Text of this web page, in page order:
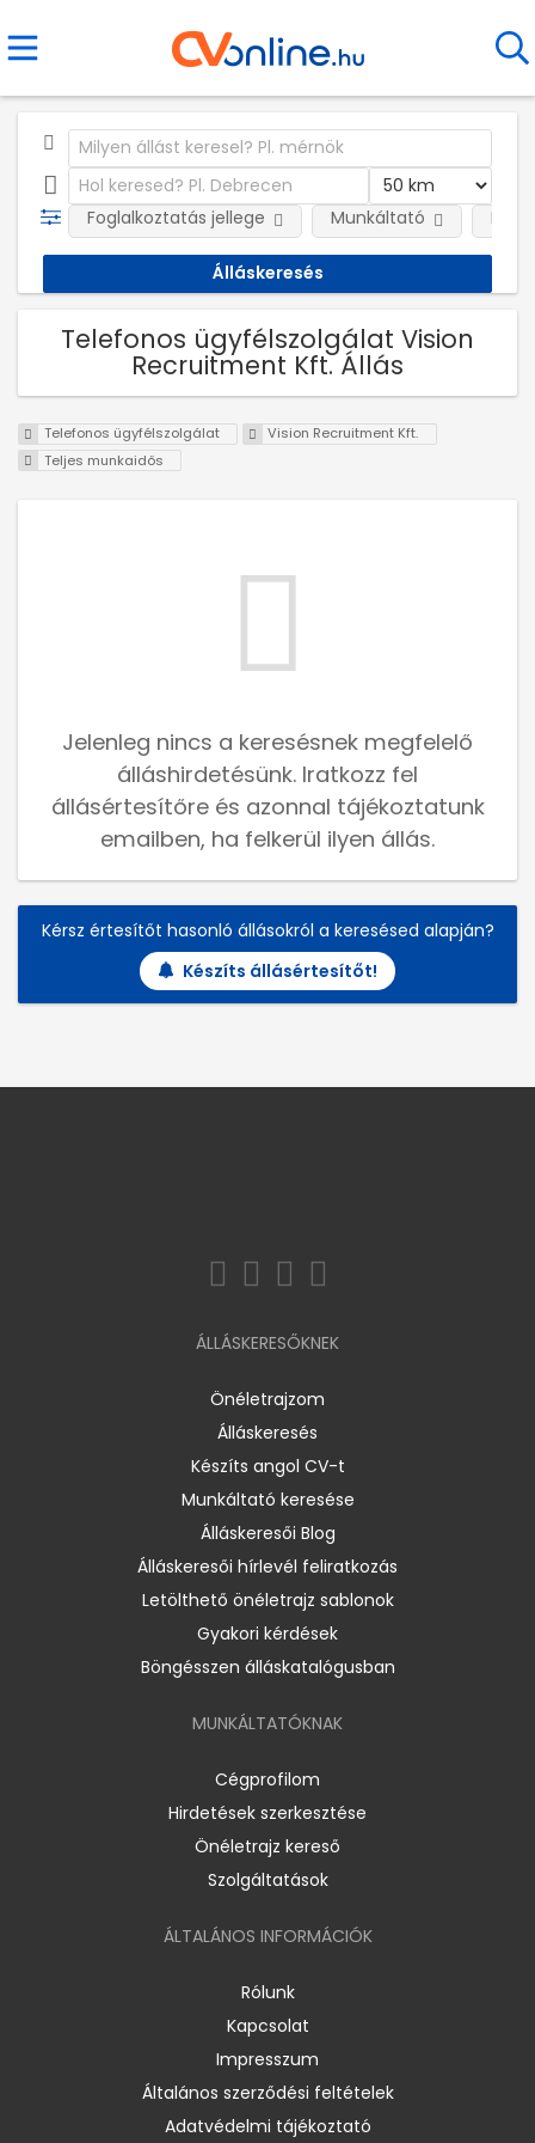
Foglalkoztatás jellege Munkáltató
Telefonos ügyfélszolgálat Vision
Recruitment Kft. Állás
Telefonos ügyfélszolgálat
Vision Recruitment Kft.
Teljes munkaidős
Jelenleg nincs a keresésnek megfelelő
álláshirdetésünk. Iratkozz fel
állásértesítőre és azonnal tájékoztatunk
emailben, ha felkerül ilyen állás.
Kérsz értesítőt hasonló állásokról a keresésed alapján?
Készíts állásértesítőt!
ÁLLÁSKERESŐKNEK
Önéletrajzom
Álláskeresés
Készíts angol CV-t
Munkáltató keresése
Álláskeresői Blog
Álláskeresői hírlevél feliratkozás
Letölthető önéletrajz sablonok
Gyakori kérdések
Böngésszen álláskatalógusban
MUNKÁLTATÓKNAK
Cégprofilom
Hirdetések szerkesztése
Önéletrajz kereső
Szolgáltatások
ÁLTALÁNOS INFORMÁCIÓK
Rólunk
Kapcsolat
Impresszum
Általános szerződési feltételek
Adatvédelmi tájékoztató